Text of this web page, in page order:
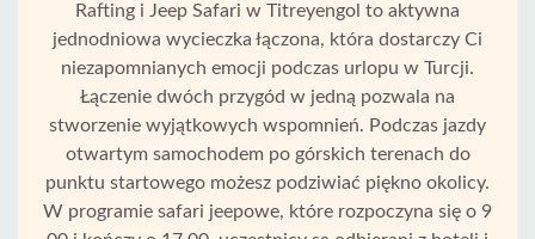
Rafting i Jeep Safari w Titreyengol to aktywna
jednodniowa wycieczka łączona, która dostarczy Ci
niezapomnianych emocji podczas urlopu w Turcji.
Łączenie dwóch przygód w jedną pozwala na
stworzenie wyjątkowych wspomnień. Podczas jazdy
otwartym samochodem po górskich terenach do
punktu startowego możesz podziwiać piękno okolicy.
W programie safari jeepowe, które rozpoczyna się o 9